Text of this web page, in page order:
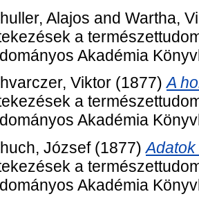
Alajos and Wartha,
a
Akadémia
Viktor (1877)A
a
Akadémia
József(1877)
a
Akadémia